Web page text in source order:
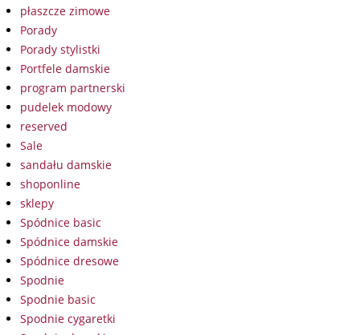
płaszcze zimowe
Porady
Porady stylistki
Portfele damskie
program partnerski
pudelek modowy
reserved
Sale
sandału damskie
shoponline
sklepy
Spódnice basic
Spódnice damskie
Spódnice dresowe
Spodnie
Spodnie basic
Spodnie cygaretki